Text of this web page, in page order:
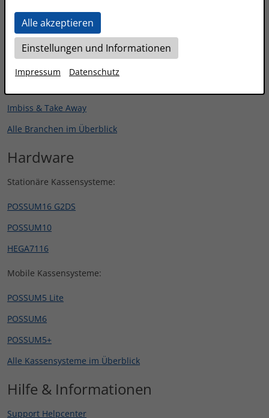
Bäckerei
Friseur & Barber Shops
Imbiss & Take Away
Alle Branchen im Überblick
Hardware
Stationäre Kassensysteme:
POSSUM16 G2DS
POSSUM10
HEGA7116
Mobile Kassensysteme:
POSSUM5 Lite
POSSUM6
POSSUM5+
Alle Kassensysteme im Überblick
Hilfe & Informationen
Support Helpcenter
Alle akzeptieren
Einstellungen und Informationen
Impressum Datenschutz